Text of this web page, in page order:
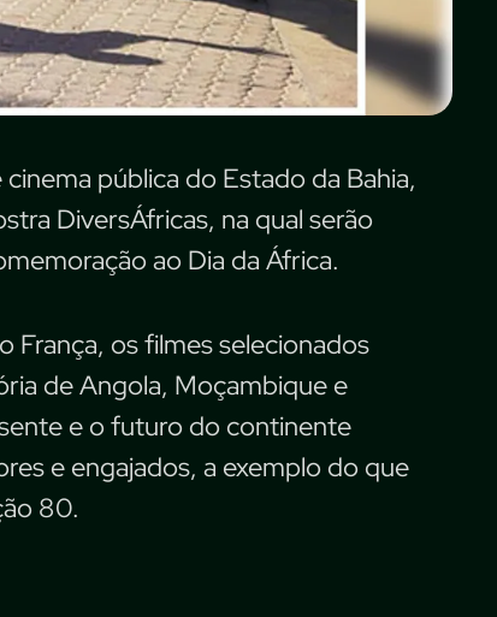
pública do Estado da Bahia,
DiversÁfricas, na qual serão
ao Dia da África.
França, os filmes selecionados
de Angola, Moçambique e
e o futuro do continente
e engajados, a exemplo do que
80.